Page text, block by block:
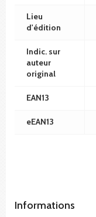
Lieu
d'édition
Indic. sur
auteur
original
EAN13
eEAN13
Informations